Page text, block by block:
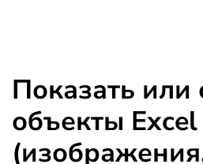
Показать или
объекты Excel